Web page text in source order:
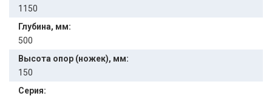
1150
Глубина, мм:
500
Высота опор (ножек), мм:
150
Серия: